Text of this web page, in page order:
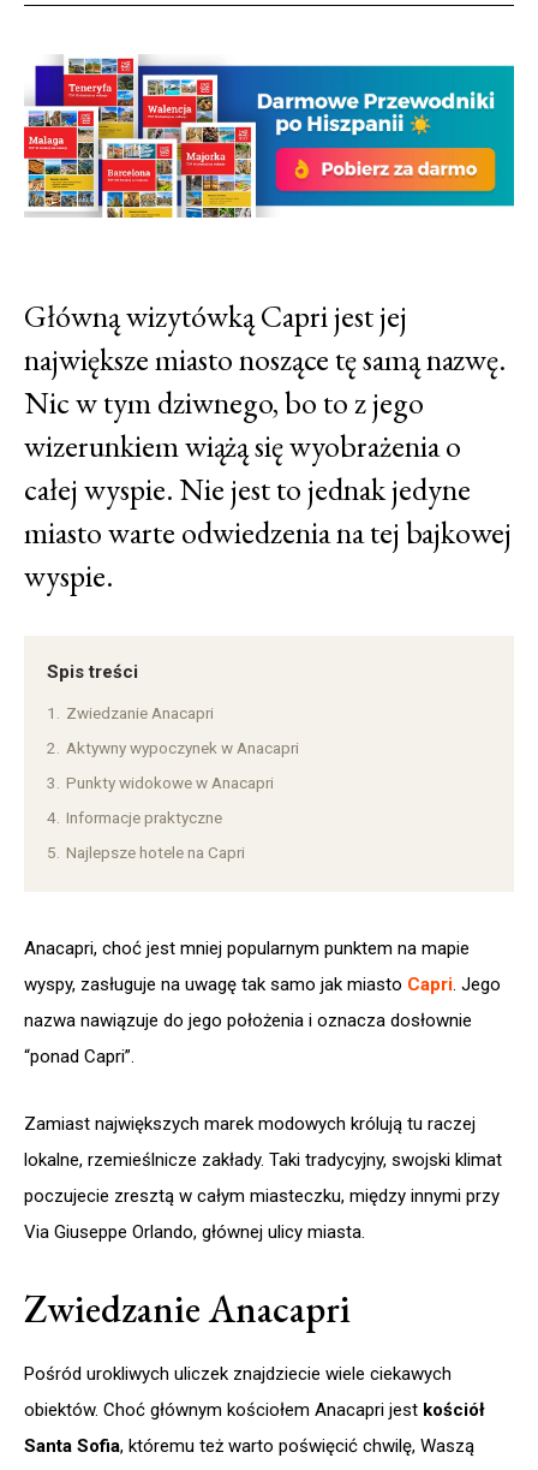
Główną wizytówką Capri jest jej
największe miasto noszące tę samą nazwę.
Nic w tym dziwnego, bo to z jego
wizerunkiem wiążą się wyobrażenia o
całej wyspie. Nie jest to jednak jedyne
miasto warte odwiedzenia na tej bajkowej
wyspie.
Spis treści
1.
Zwiedzanie Anacapri
2.
Aktywny wypoczynek w Anacapri
3.
Punkty widokowe w Anacapri
4. Informacje praktyczne
5. Najlepsze hotele na Capri
Anacapri, choć jest mniej popularnym punktem na mapie
wyspy, zasługuje na uwagę tak samo jak miasto Capri. Jego
nazwa nawiązuje do jego położenia i oznacza dosłownie
“ponad Capri”.
Zamiast największych marek modowych królują tu raczej
lokalne, rzemieślnicze zakłady. Taki tradycyjny, swojski klimat
poczujecie zresztą w całym miasteczku, między innymi przy
Via Giuseppe Orlando, głównej ulicy miasta.
Zwiedzanie Anacapri
Pośród urokliwych uliczek znajdziecie wiele ciekawych
obiektów. Choć głównym kościołem Anacapri jest kościół
Santa Sofia, któremu też warto poświęcić chwilę, Waszą